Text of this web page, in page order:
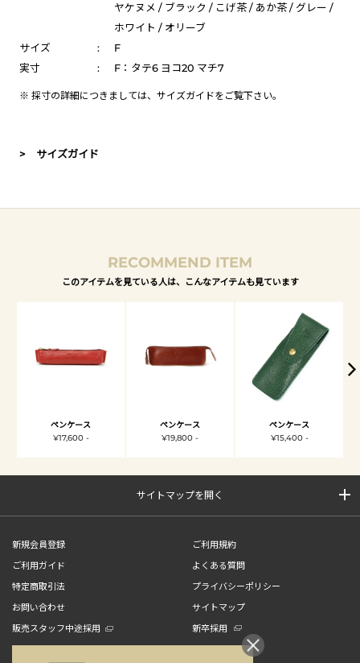
ヤケヌメ / ブラック / こげ茶 / あか茶 / グレー /
ホワイト / オリーブ
サイズ
:
F
実寸
: F：タテ6 ヨコ20 マチ7
※ 採寸の詳細につきましては、 サイズガイドをご覧下さい。
> サイズガイド
RECOMMEND ITEM
このアイテムを見ている人は、こんなアイテムも見ています
ペンケース
¥17,600 -
ペンケース
¥19,800 -
ペンケース
¥15,400 -
サイトマップを開く
新規会員登録
ご利用規約
ご利用ガイド
よくある質問
特定商取引法
プライバシーポリシー
お問い合わせ
サイトマップ
販売スタッフ中途採用
新卒採用